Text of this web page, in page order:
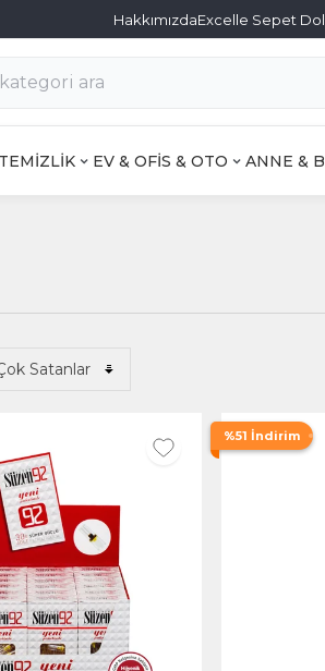
HakkımızdaExcelle Sepet
TEMİZLİK EV & OFİS & OTO ANNE &
%51 İndirim